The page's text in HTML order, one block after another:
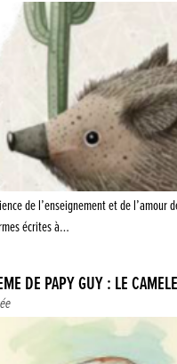
de l’enseignement et de l’amour
écrites à…
DE PAPY GUY : LE